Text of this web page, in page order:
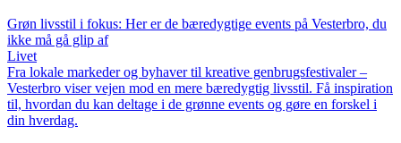
Grøn livsstil i fokus: Her er de bæredygtige events på Vesterbro, du
ikke må gå glip af
Livet
Fra lokale markeder og byhaver til kreative genbrugsfestivaler –
Vesterbro viser vejen mod en mere bæredygtig livsstil. Få inspiration
til, hvordan du kan deltage i de grønne events og gøre en forskel i
din hverdag.